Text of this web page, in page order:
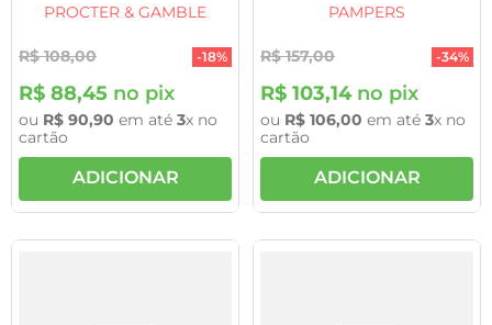
PROCTER & GAMBLE
R$ 108,00 -18%
R$ 88,45 no pix
ou R$ 90,90 em até 3x no
cartão
ADICIONAR
PAMPERS
R$ 157,00 -34%
R$ 103,14no pix
ou R$ 106,00 em até 3x no
cartão
ADICIONAR